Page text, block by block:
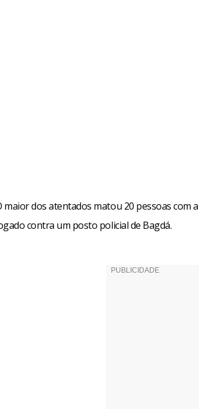
maior dos atentados matou 20 pessoas com
contra um posto policial de Bagdá.